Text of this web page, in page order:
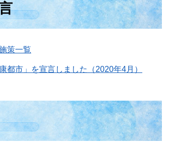
策一覧
都市」を宣言しました（2020年4月）